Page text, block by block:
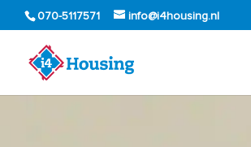
070-5117571 info@i4housing.nl